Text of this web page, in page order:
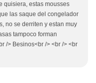
quisiera, estas mousses
las saque del congelador
no se derriten y estan muy
tampoco forman
/> Besinos<br /> <br /> <br